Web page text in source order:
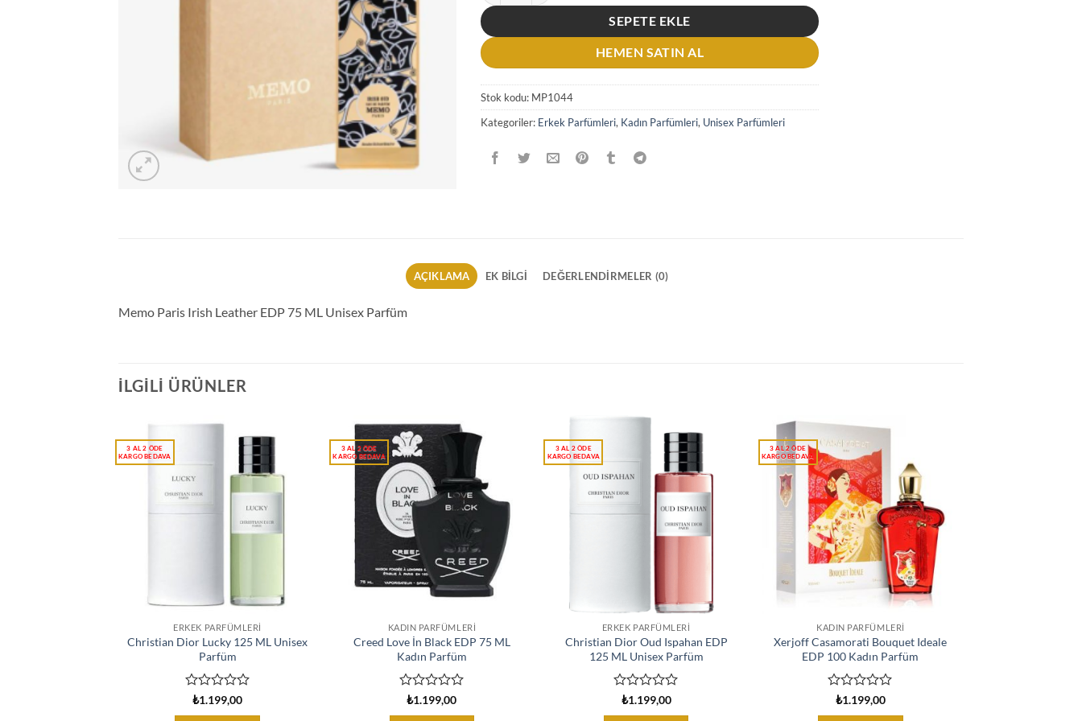
SEPETE EKLE
HEMEN SATIN AL
Stok kodu: MP1044
Kategoriler: Erkek Parfümleri, Kadın Parfümleri, Unisex Parfümleri
AÇIKLAMA EK BILGI DEĞERLENDIRMELER (0)
Memo Paris Irish Leather EDP 75 ML Unisex Parfüm
İLGILI ÜRÜNLER
ERKEK PARFÜMLERI
Christian Dior Lucky 125 ML Unisex
Parfüm
₺1.199,00
KADIN PARFÜMLERI
Creed Love İn Black EDP 75 ML
Kadın Parfüm
₺1.199,00
ERKEK PARFÜMLERI
Christian Dior Oud Ispahan EDP
125 ML Unisex Parfüm
₺1.199,00
KADIN PARFÜMLERI
Xerjoff Casamorati Bouquet Ideale
EDP 100 Kadın Parfüm
₺1.199,00